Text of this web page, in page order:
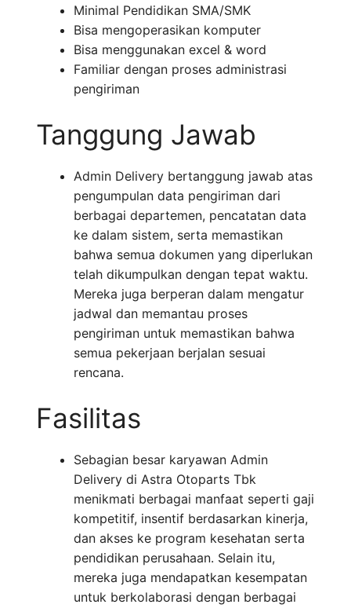
Minimal Pendidikan SMA/SMK
Bisa mengoperasikan komputer
Bisa menggunakan excel & word
Familiar dengan proses administrasi
pengiriman
Tanggung Jawab
Admin Delivery bertanggung jawab atas
pengumpulan data pengiriman dari
berbagai departemen, pencatatan data
ke dalam sistem, serta memastikan
bahwa semua dokumen yang diperlukan
telah dikumpulkan dengan tepat waktu.
Mereka juga berperan dalam mengatur
jadwal dan memantau proses
pengiriman untuk memastikan bahwa
semua pekerjaan berjalan sesuai
rencana.
Fasilitas
Sebagian besar karyawan Admin
Delivery di Astra Otoparts Tbk
menikmati berbagai manfaat seperti gaji
kompetitif, insentif berdasarkan kinerja,
dan akses ke program kesehatan serta
pendidikan perusahaan. Selain itu,
mereka juga mendapatkan kesempatan
untuk berkolaborasi dengan berbagai